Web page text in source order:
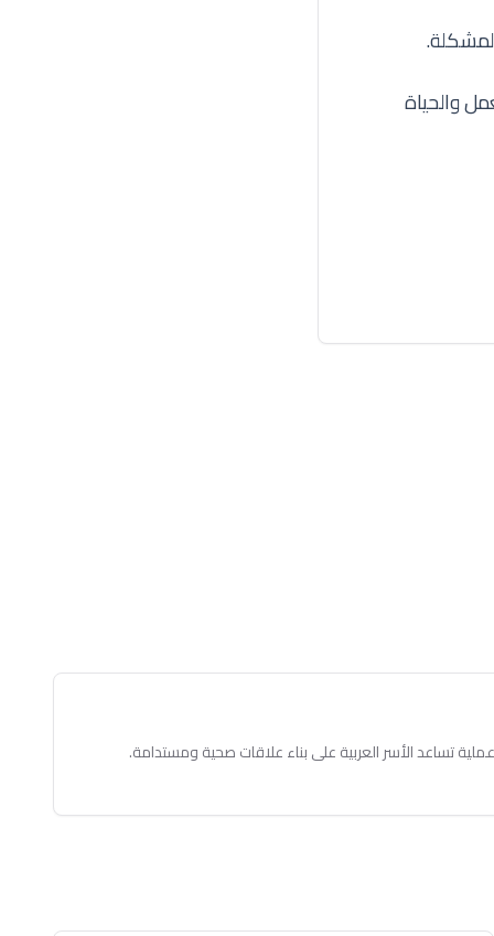
والحياة
تساعد الأسر العربية على بناء علاقات صحية ومستدامة.